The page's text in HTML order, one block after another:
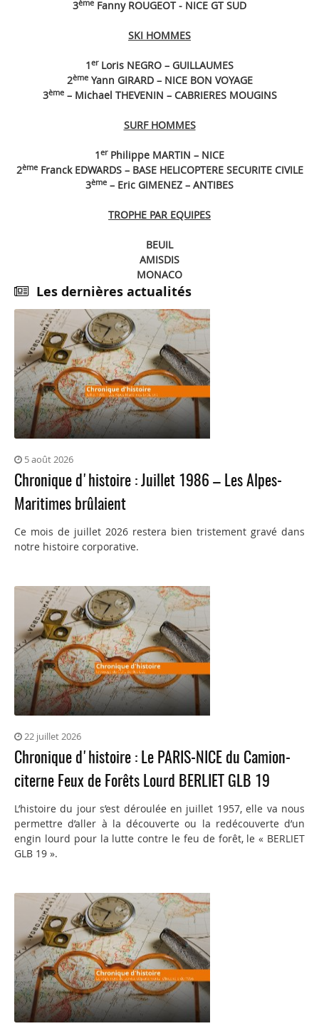
3ème Fanny ROUGEOT - NICE GT SUD
SKI HOMMES
1erLoris NEGRO – GUILLAUMES
2èmeYann GIRARD – NICE BON VOYAGE
3ème– Michael THEVENIN – CABRIERES MOUGINS
SURF HOMMES
1erPhilippe MARTIN – NICE
2èmeFranck EDWARDS – BASE HELICOPTERE SECURITE CIVILE
3ème – Eric GIMENEZ – ANTIBES
TROPHE PAR EQUIPES
BEUIL
AMISDIS
MONACO
Les dernières actualités
5 août 2026
Chronique d'histoire : Juillet 1986 – Les Alpes-
Maritimes brûlaient
Ce mois de juillet 2026 restera bien tristement gravé dans
notre histoire corporative.
22 juillet 2026
Chronique d'histoire : Le PARIS-NICE du Camion-
citerne Feux de Forêts Lourd BERLIET GLB 19
L’histoire du jour s’est déroulée en juillet 1957, elle va nous
permettre d’aller à la découverte ou la redécouverte d’un
engin lourd pour la lutte contre le feu de forêt, le « BERLIET
GLB 19 ».